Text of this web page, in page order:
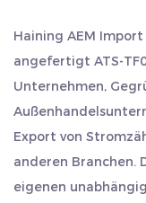
Haining AEM
angefertigt ATS-
Unternehmen,
Export von
anderen Branchen.
eigenen